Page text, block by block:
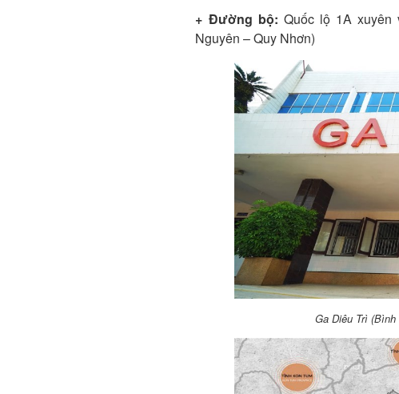
+ Đường bộ: Quốc lộ 1A xuyên
Nguyên – Quy Nhơn)
Ga Diêu Trì